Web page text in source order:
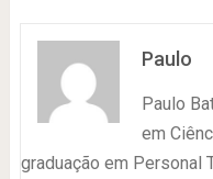
Paulo
Paulo
em
graduação em Personal